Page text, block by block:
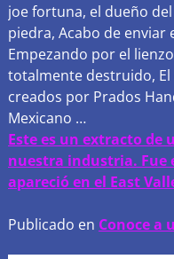
joe fortuna, el dueño
piedra, Acabo de
Empezando por el
totalmente destruido, El
creados por Prados
Mexicano …
Este es un extracto de
nuestra industria. Fue
apareció en el East
Publicado en Conoce a